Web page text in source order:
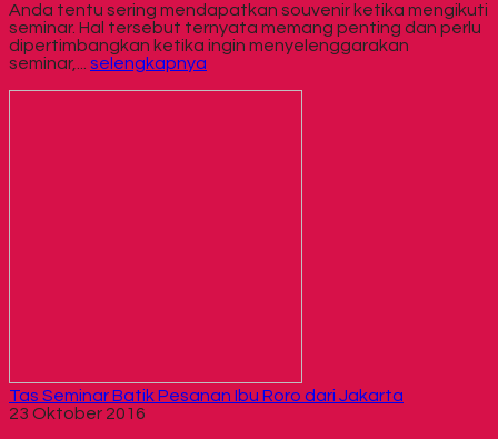
Anda tentu sering mendapatkan souvenir ketika mengikuti
seminar. Hal tersebut ternyata memang penting dan perlu
dipertimbangkan ketika ingin menyelenggarakan
seminar,... selengkapnya
Tas Seminar Batik Pesanan Ibu Roro dari Jakarta
23 Oktober 2016